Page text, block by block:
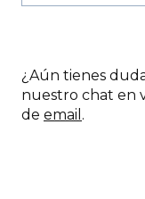
¿Aún tienes
nuestro chat en
de email .